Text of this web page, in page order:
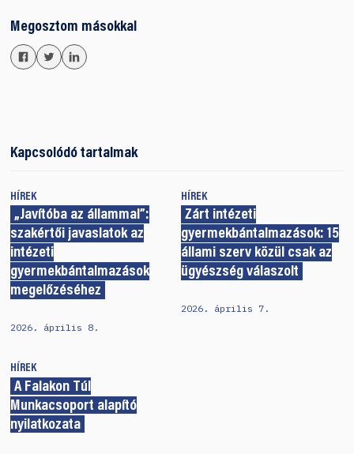
Megosztom másokkal
Kapcsolódó tartalmak
HÍREK
„Javítóba az állammal”:
szakértői javaslatok az
intézeti
gyermekbántalmazások
megelőzéséhez
2026. április 8.
HÍREK
Zárt intézeti
gyermekbántalmazások: 15
állami szerv közül csak az
ügyészség válaszolt
2026. április 7.
HÍREK
A Falakon Túl
Munkacsoport alapító
nyilatkozata